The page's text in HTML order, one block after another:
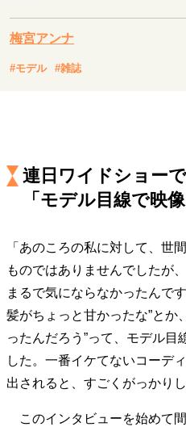
大人の学び直し
重圧との向き合い方 一流
忘れられない言葉
10代・
ライフスタイル・生き方
40代からの景色 50代のリ
パートナーとの歩み方
親
熱狂できるもの
一生モノ
梅宮アンナ
#モデル #雑誌
連日ワイドショー
「モデル目線で映
「あのころの私に対して、世
ものではありませんでしたが
まるで気にならなかったんで
髪がちょっと甘かったな”とか
ったんだろう”って、モデル目
した。一番イケてないコーデ
出されると、すごくがっかり
このインタビューを始めて